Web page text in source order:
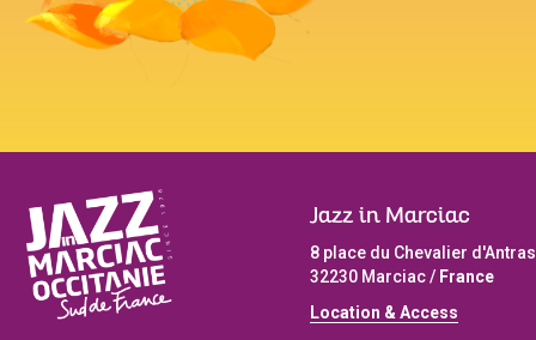
Jazz in Marciac
8 place du Chevalier d'Antras
32230 Marciac / France
Location & Access